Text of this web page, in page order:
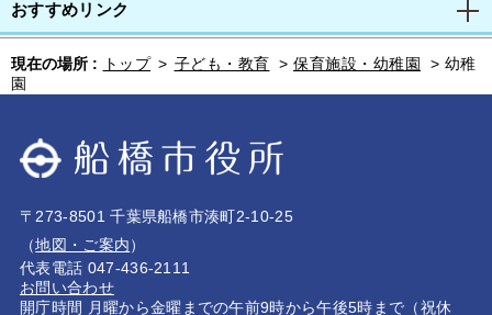
おすすめリンク
現在の場所 : トップ > 子ども・教育 > 保育施設・幼稚園 > 幼稚
園
〒273-8501 千葉県船橋市湊町2-10-25
（地図・ご案内）
代表電話 047-436-2111
お問い合わせ
開庁時間 月曜から金曜までの午前9時から午後5時まで（祝休